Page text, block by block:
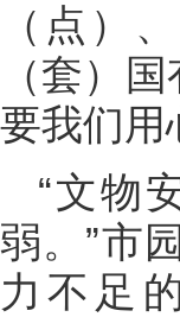
（点）
（套）
要我们用
“文物
弱。”市
力不足